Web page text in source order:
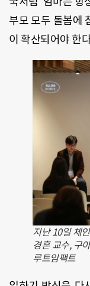
부모 모두 돌봄에
이 확산되어야 한
지난 10일 체
경흔 교수, 구
루트임팩트